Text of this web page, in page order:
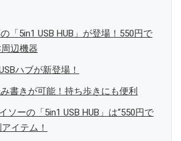
「5in1 USB HUB」が登場！550円で
辺機器
ハブが新登場！
書きが可能！持ち歩きにも便利
ソーの「5in1 USB HUB」は“550円で
イテム！